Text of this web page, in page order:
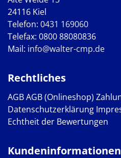
24116 Kiel
Telefon: 0431 169060
Telefax: 0800 88080836
Mail: info@walter-cmp.de
Rechtliches
AGBAGB (Onlineshop)
Datenschutzerklärung
Echtheit der Bewertungen
Kundeninformationen